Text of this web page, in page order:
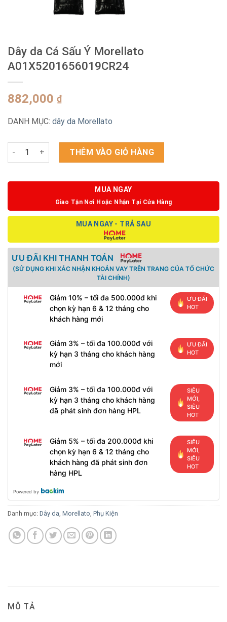
Dây da Cá Sấu Ý Morellato
A01X5201656019CR24
882,000 ₫
DANH MỤC: dây da Morellato
Dây da Cá Sấu Ý Morellato A01X5201656019CR24 số lượng
THÊM VÀO GIỎ HÀNG
MUA NGAY
Giao Tận Nơi Hoặc Nhận Tại Cửa Hàng
MUA NGAY - TRẢ SAU
ƯU ĐÃI KHI THANH TOÁN
(SỬ DỤNG KHI XÁC NHẬN KHOẢN VAY TRÊN TRANG CỦA TỔ CHỨC
TÀI CHÍNH)
Giảm 10% – tối đa 500.000đ khi
chọn kỳ hạn 6 & 12 tháng cho
khách hàng mới
ƯU ĐÃI
HOT
Giảm 3% – tối đa 100.000đ với
kỳ hạn 3 tháng cho khách hàng
mới
ƯU ĐÃI
HOT
Giảm 3% – tối đa 100.000đ với
kỳ hạn 3 tháng cho khách hàng
đã phát sinh đơn hàng HPL
SIÊU
MỚI,
SIÊU
HOT
Giảm 5% – tối đa 200.000đ khi
chọn kỳ hạn 6 & 12 tháng cho
khách hàng đã phát sinh đơn
hàng HPL
SIÊU
MỚI,
SIÊU
HOT
Powered by
Danh mục: Dây da Morellato Phụ Kiện
MÔ TẢ